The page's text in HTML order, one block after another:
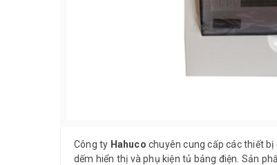
Công ty Hahuco chuyên cung cấp các thiết
dếm hiển thị và phụ kiện tủ bảng điện. Sản